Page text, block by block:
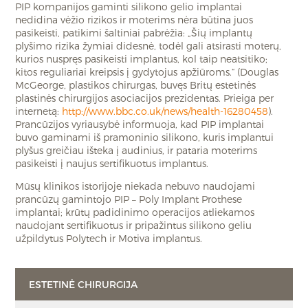
PIP kompanijos gaminti silikono gelio implantai
nedidina vėžio rizikos ir moterims nėra būtina juos
pasikeisti, patikimi šaltiniai pabrėžia: „Šių implantų
plyšimo rizika žymiai didesnė, todėl gali atsirasti moterų,
kurios nuspręs pasikeisti implantus, kol taip neatsitiko;
kitos reguliariai kreipsis į gydytojus apžiūroms.“ (Douglas
McGeorge, plastikos chirurgas, buvęs Britų estetinės
plastinės chirurgijos asociacijos prezidentas. Prieiga per
internetą: http://www.bbc.co.uk/news/health-16280458).
Prancūzijos vyriausybė informuoja, kad PIP implantai
buvo gaminami iš pramoninio silikono, kuris implantui
plyšus greičiau išteka į audinius, ir pataria moterims
pasikeisti į naujus sertifikuotus implantus.
Mūsų klinikos istorijoje niekada nebuvo naudojami
prancūzų gamintojo PIP – Poly Implant Prothese
implantai; krūtų padidinimo operacijos atliekamos
naudojant sertifikuotus ir pripažintus silikono geliu
užpildytus Polytech ir Motiva implantus.
ESTETINĖ CHIRURGIJA